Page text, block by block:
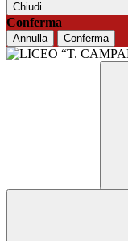
Chiudi
Conferma
Annulla Conferma